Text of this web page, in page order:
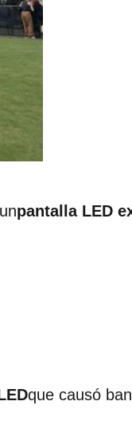
pantalla LED
que causó